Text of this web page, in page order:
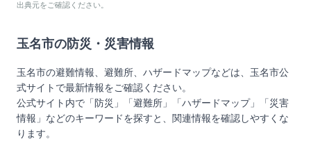
出典元をご確認ください。
玉名市の防災・災害情報
玉名市の避難情報、避難所、ハザードマップなどは、 玉名市公
式サイトで最新情報をご確認ください。
公式サイト内で「防災」「避難所」「ハザードマップ」「災害
情報」などのキーワードを探すと、関連情報を確認しやすくな
ります。